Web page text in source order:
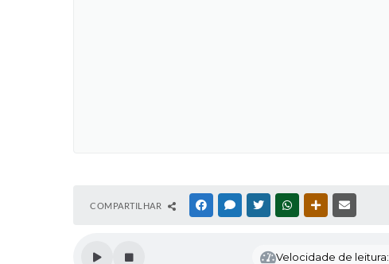
COMPARTILHAR FACEBOOKMESSENGER
TWITTERWHATSAPPOUTRAS MÍDIAS
Velocidade de leitura: